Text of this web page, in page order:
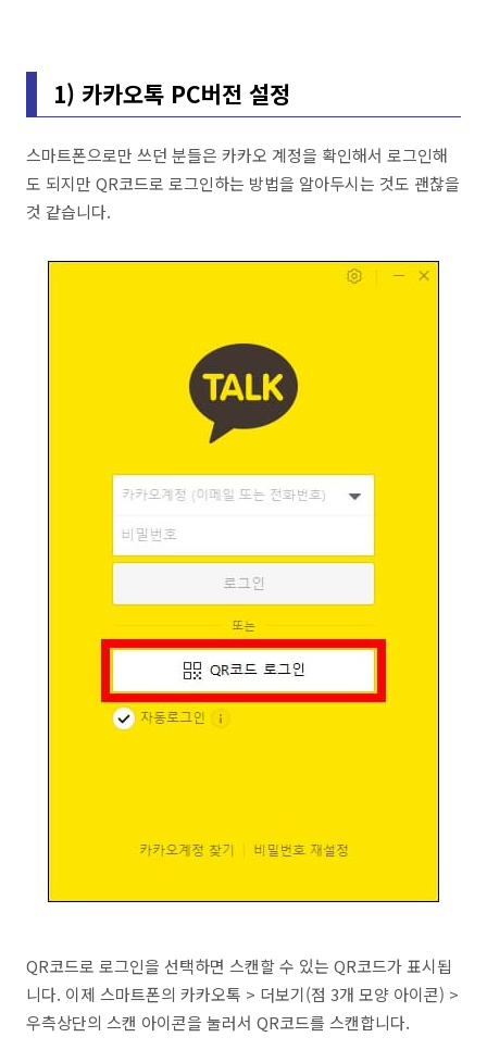
1) 카카오톡 PC버전 설정
스마트폰으로만 쓰던 분들은 카카오 계정을 확인해서 로그인해
도 되지만 QR코드로 로그인하는 방법을 알아두시는 것도 괜찮을
것 같습니다.
QR코드로 로그인을 선택하면 스캔할 수 있는 QR코드가 표시됩
니다. 이제 스마트폰의 카카오톡 > 더보기(점 3개 모양 아이콘) >
우측상단의 스캔 아이콘을 눌러서 QR코드를 스캔합니다.